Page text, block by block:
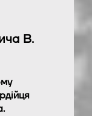
В.